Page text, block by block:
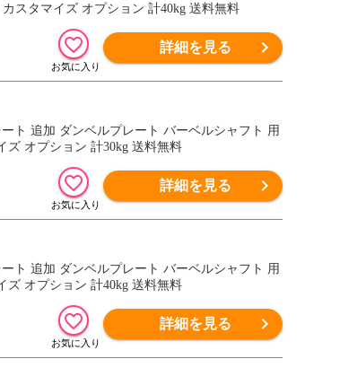
スタマイズ オプション 計40kg 送料無料
詳細を見る
ト 追加 ダンベルプレート バーベルシャフト 用
ズ オプション 計30kg 送料無料
詳細を見る
ト 追加 ダンベルプレート バーベルシャフト 用
ズ オプション 計40kg 送料無料
詳細を見る